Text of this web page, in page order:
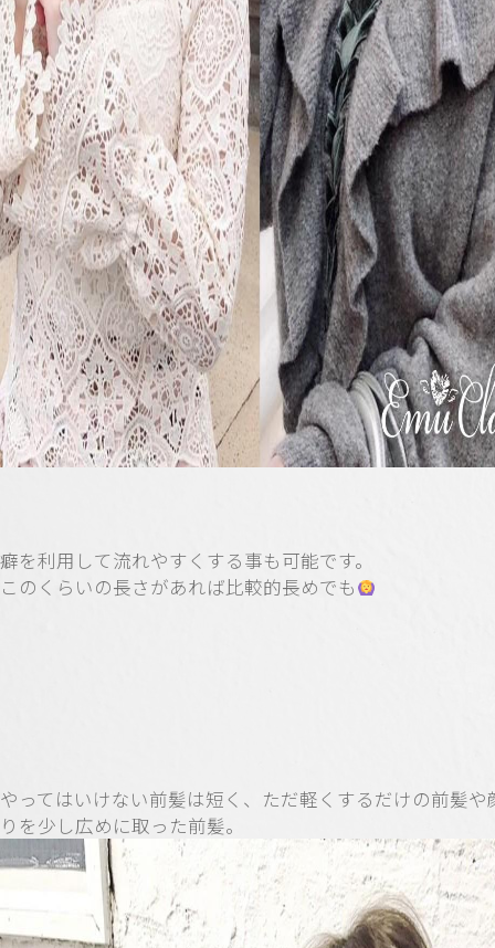
癖を利用して流れやすくする事も可能です。
このくらいの長さがあれば比較的長めでも
やってはいけない前髪は短く、ただ軽くするだけの前髪や
りを少し広めに取った前髪。